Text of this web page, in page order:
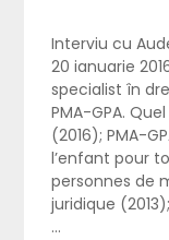
Interviu cu
20 ianuarie
specialist în
PMA-GPA.
(2016); PMA-
l’enfant pour
personnes de
juridique
…